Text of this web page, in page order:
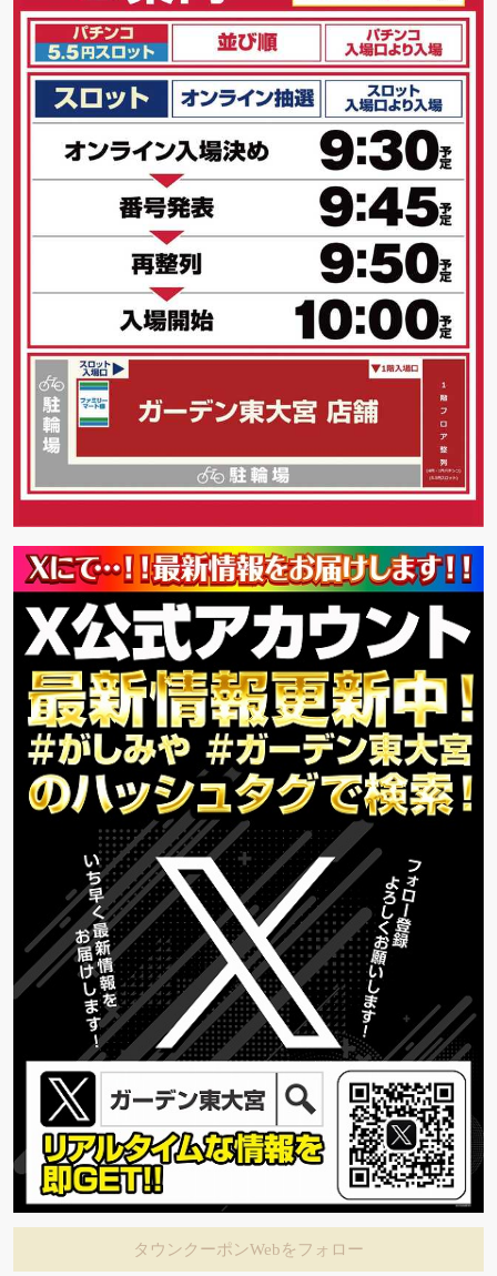
タウンクーポンWebをフォロー